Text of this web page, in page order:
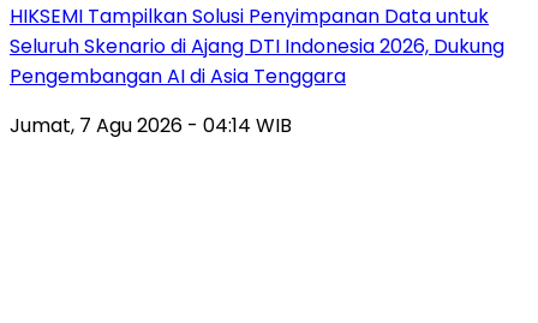
HIKSEMI Tampilkan Solusi Penyimpanan Data untuk
Seluruh Skenario di Ajang DTI Indonesia 2026, Dukung
Pengembangan AI di Asia Tenggara
Jumat, 7 Agu 2026 - 04:14 WIB